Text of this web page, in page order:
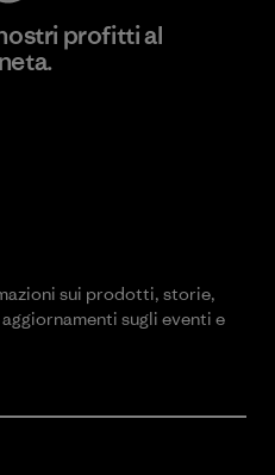
profitti al
sui prodotti, storie,
sugli eventi e